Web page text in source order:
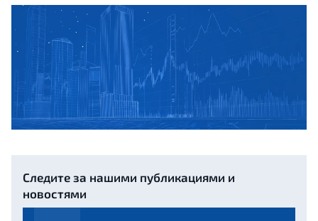
Следите за нашими публикациями и
новостями